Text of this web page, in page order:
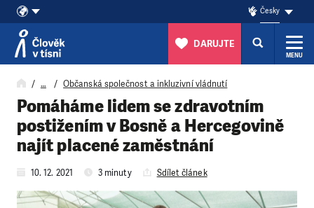
Přeskočit na obsah
Česky
DARUJTE
MENU
… Občanská společnost a inkluzivní vládnutí
Pomáháme lidem se zdravotním
postižením v Bosně a Hercegovině
najít placené zaměstnání
10. 12. 2021 3 minuty Sdílet článek